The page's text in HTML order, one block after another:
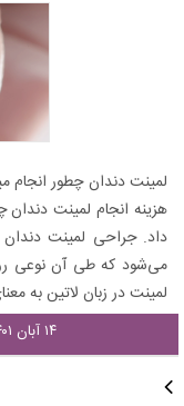
لمینت دندان چطور
هزینه انجام لمینت
داد. جراحی لمینت دندان
می‌شود که طی آن نوعی
لمینت در زبان لاتین به
۱۴ آبان ۱۴۰۱ - ۱۷:۴۳